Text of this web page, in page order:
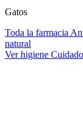
Gatos
Toda la farmacia
natural
Ver higiene